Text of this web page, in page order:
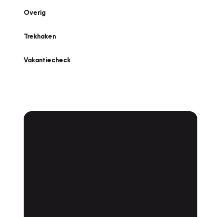
Overig
Trekhaken
Vakantiecheck